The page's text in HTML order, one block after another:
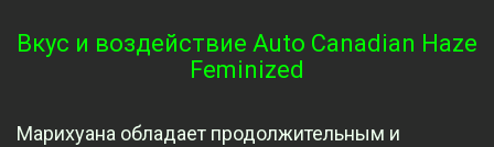
Вкус и воздействие Auto Canadian Haze
Feminized
Марихуана обладает продолжительным и